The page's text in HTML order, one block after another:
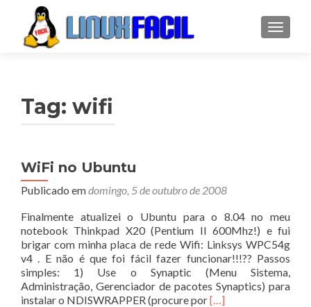
Tag: wifi
WiFi no Ubuntu
Publicado emdomingo, 5 de outubro de 2008
Finalmente atualizei o Ubuntu para o 8.04 no meu
notebook Thinkpad X20 (Pentium II 600Mhz!) e fui
brigar com minha placa de rede Wifi: Linksys WPC54g
v4 . E não é que foi fácil fazer funcionar!!!?? Passos
simples: 1) Use o Synaptic (Menu Sistema,
Administração, Gerenciador de pacotes Synaptics) para
instalar o NDISWRAPPER (procure porLeia
[…]